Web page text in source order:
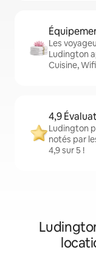
Les
Ludington
Cuisine,
4,9
Ludington
notés par
4,9 sur 5 !